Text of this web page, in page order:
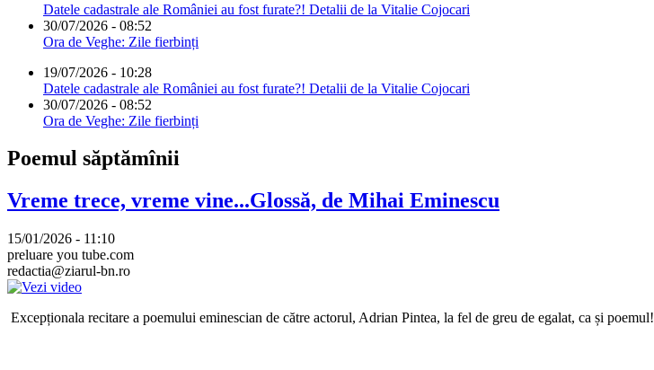
Datele cadastrale ale României au fost furate?! Detalii de la Vitalie Cojocari
30/07/2026 - 08:52
Ora de Veghe: Zile fierbinți
19/07/2026 - 10:28
Datele cadastrale ale României au fost furate?! Detalii de la Vitalie Cojocari
30/07/2026 - 08:52
Ora de Veghe: Zile fierbinți
Poemul săptămînii
Vreme trece, vreme vine...Glossă, de Mihai Eminescu
15/01/2026 - 11:10
preluare you tube.com
redactia@ziarul-bn.ro
Excepționala recitare a poemului eminescian de către actorul, Adrian Pintea, la fel de greu de egalat, ca și poemul!